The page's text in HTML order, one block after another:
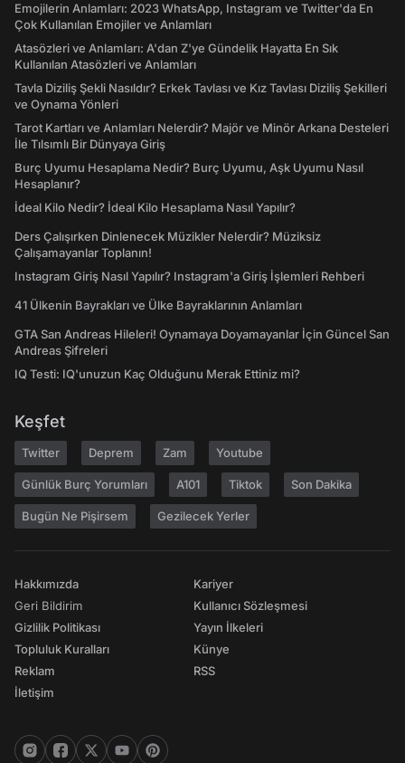
Emojilerin Anlamları: 2023 WhatsApp, Instagram ve Twitter'da En
Çok Kullanılan Emojiler ve Anlamları
Atasözleri ve Anlamları: A'dan Z'ye Gündelik Hayatta En Sık
Kullanılan Atasözleri ve Anlamları
Tavla Diziliş Şekli Nasıldır? Erkek Tavlası ve Kız Tavlası Diziliş Şekilleri
ve Oynama Yönleri
Tarot Kartları ve Anlamları Nelerdir? Majör ve Minör Arkana Desteleri
İle Tılsımlı Bir Dünyaya Giriş
Burç Uyumu Hesaplama Nedir? Burç Uyumu, Aşk Uyumu Nasıl
Hesaplanır?
İdeal Kilo Nedir? İdeal Kilo Hesaplama Nasıl Yapılır?
Ders Çalışırken Dinlenecek Müzikler Nelerdir? Müziksiz
Çalışamayanlar Toplanın!
Instagram Giriş Nasıl Yapılır? Instagram'a Giriş İşlemleri Rehberi
41 Ülkenin Bayrakları ve Ülke Bayraklarının Anlamları
GTA San Andreas Hileleri! Oynamaya Doyamayanlar İçin Güncel San
Andreas Şifreleri
IQ Testi: IQ'unuzun Kaç Olduğunu Merak Ettiniz mi?
Keşfet
Twitter Deprem Zam Youtube
Günlük Burç Yorumları A101 Tiktok Son Dakika
Bugün Ne Pişirsem Gezilecek Yerler
Hakkımızda
Geri Bildirim
Gizlilik Politikası
Topluluk Kuralları
Reklam
İletişim
Kariyer
Kullanıcı Sözleşmesi
Yayın İlkeleri
Künye
RSS